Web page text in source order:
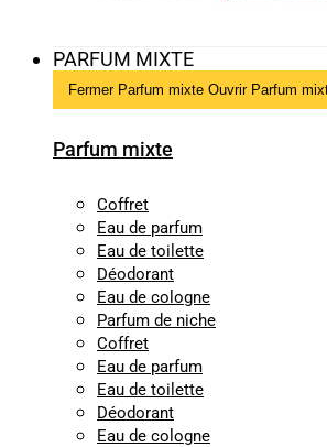
PARFUM MIXTE
Fermer Parfum mixte Ouvrir Parfum
Parfum mixte
Coffret
Eau de parfum
Eau de toilette
Déodorant
Eau de cologne
Parfum de niche
Coffret
Eau de parfum
Eau de toilette
Déodorant
Eau de cologne